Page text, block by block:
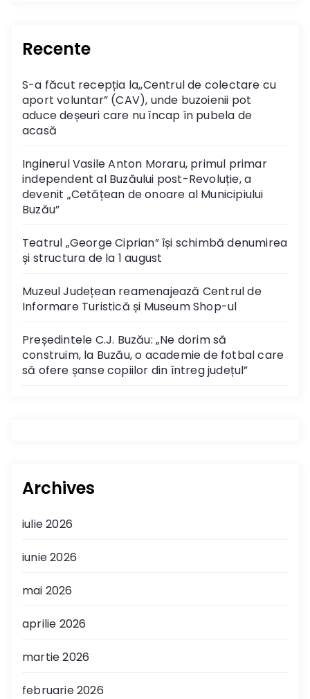
Recente
S-a făcut recepția la,,Centrul de colectare cu
aport voluntar” (CAV), unde buzoienii pot
aduce deșeuri care nu încap în pubela de
acasă
Inginerul Vasile Anton Moraru, primul primar
independent al Buzăului post-Revoluție, a
devenit „Cetățean de onoare al Municipiului
Buzău”
Teatrul „George Ciprian” își schimbă denumirea
și structura de la 1 august
Muzeul Județean reamenajează Centrul de
Informare Turistică și Museum Shop-ul
Președintele C.J. Buzău: „Ne dorim să
construim, la Buzău, o academie de fotbal care
să ofere șanse copiilor din întreg județul”
Archives
iulie 2026
iunie 2026
mai 2026
aprilie 2026
martie 2026
februarie 2026